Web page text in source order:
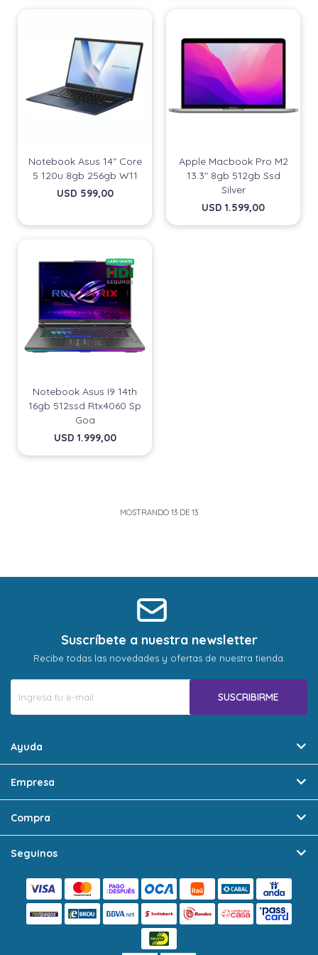
Notebook Asus 14" Core
5 120u 8gb 256gb W11
USD 599,00
Apple Macbook Pro M2
13.3" 8gb 512gb Ssd
Silver
USD 1.599,00
Notebook Asus I9 14th
16gb 512ssd Rtx4060 Sp
Goa
USD 1.999,00
MOSTRANDO 13 DE 13
Suscríbete a nuestra newsletter
Recibe todas las novedades y ofertas de nuestra tienda.
SUSCRIBIRME
Ayuda
Empresa
Compra
Seguinos